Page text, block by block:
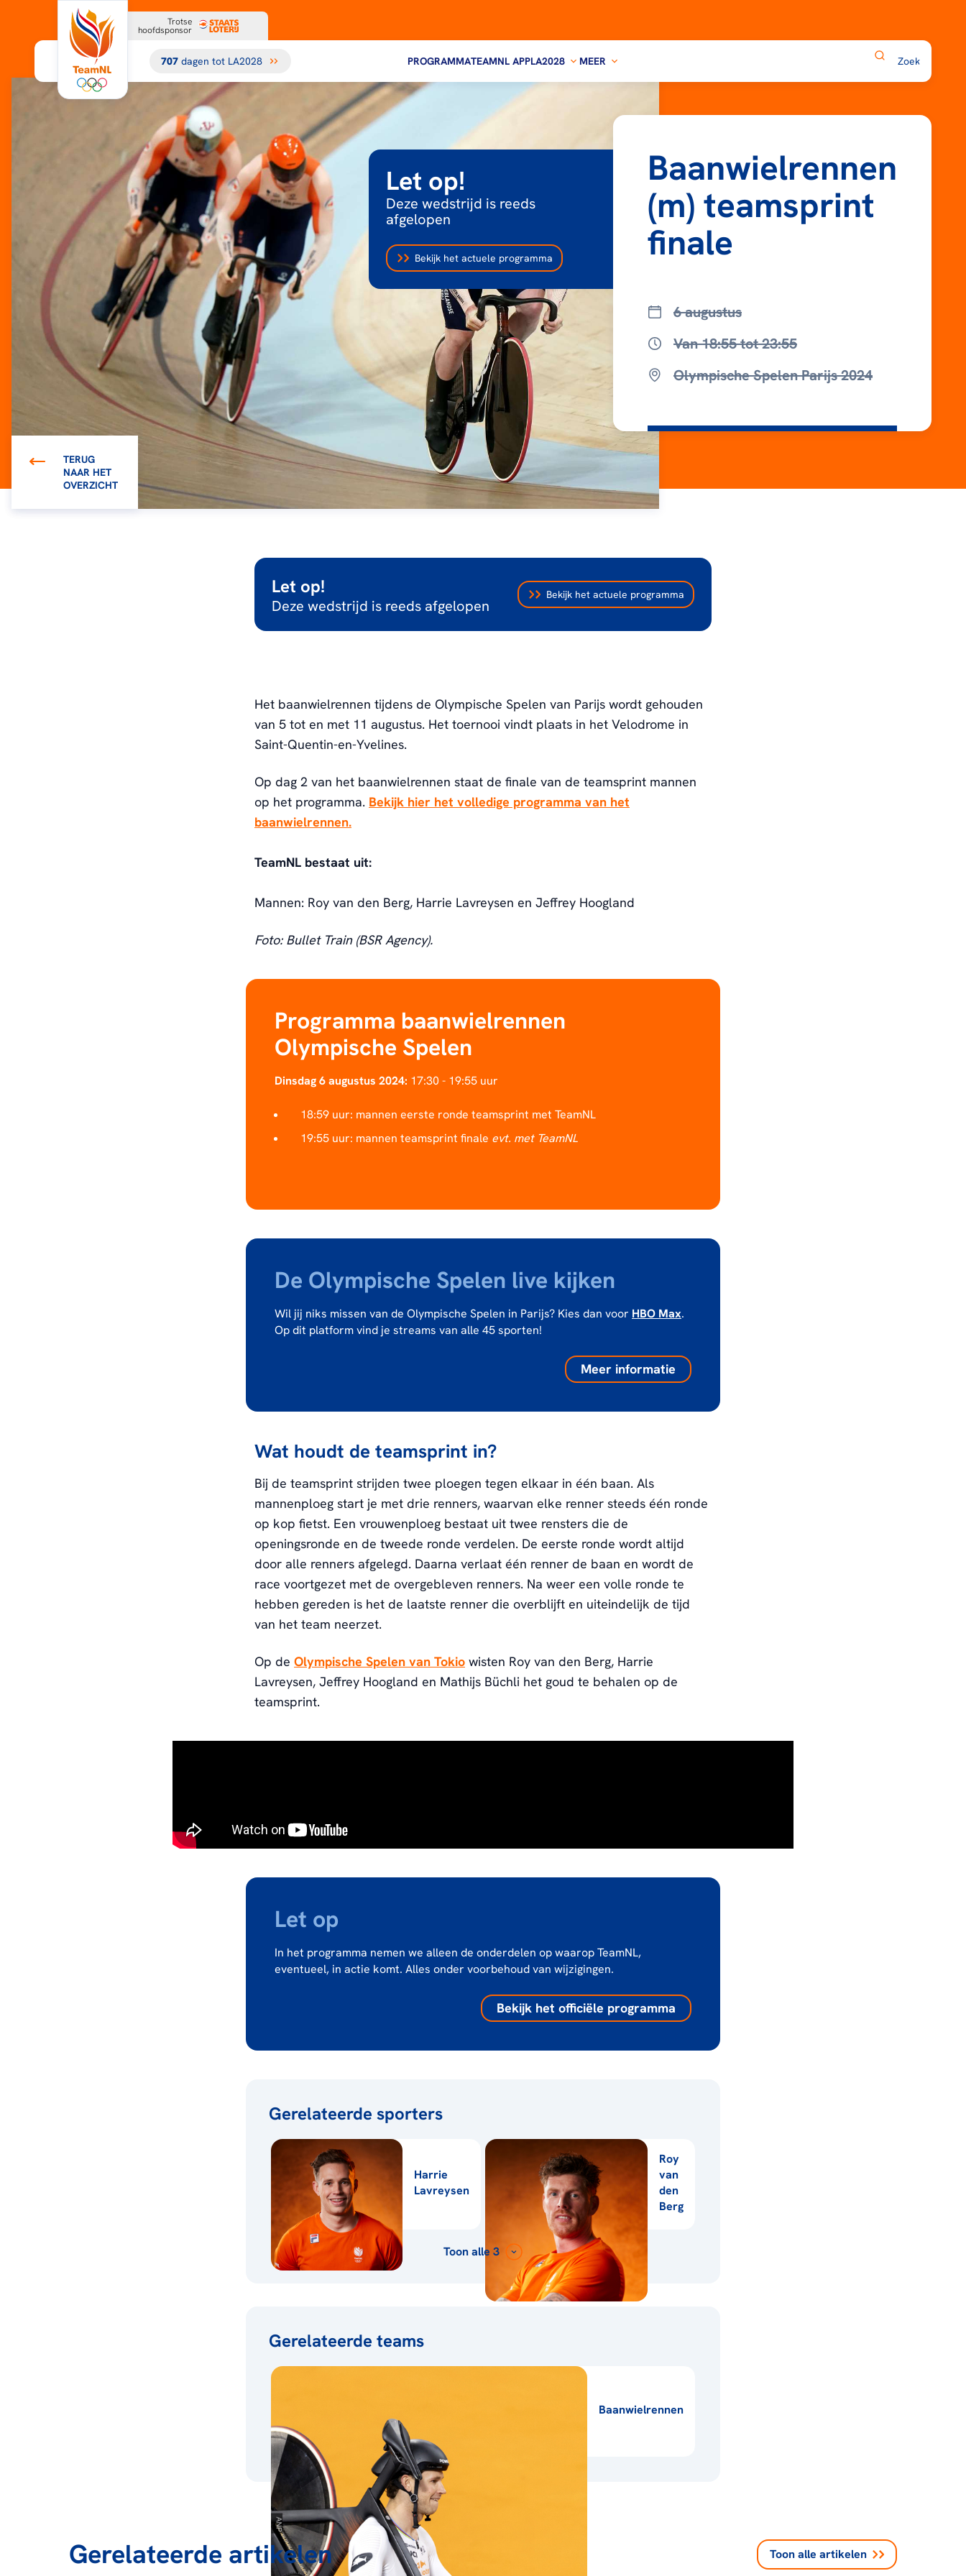
Trotse
hoofdsponsor
707 dagen tot LA2028 PROGRAMMATEAMNL APPLA2028 MEER
TERUG
NAAR HET
OVERZICHT
Let op!
Deze wedstrijd is reeds
afgelopen
Bekijk het actuele programma
Baanwielrennen
(m) teamsprint
finale
6 augustus
Van 18:55 tot 23:55
Olympische Spelen Parijs 2024
Let op!
Deze wedstrijd is reeds afgelopen
Bekijk het actuele programma
Het baanwielrennen tijdens de Olympische Spelen van Parijs wordt gehouden
van 5 tot en met 11 augustus. Het toernooi vindt plaats in het Velodrome in
Saint-Quentin-en-Yvelines.
Op dag 2 van het baanwielrennen staat de finale van de teamsprint mannen
op het programma. Bekijk hier het volledige programma van het
baanwielrennen.
TeamNL bestaat uit:
Mannen: Roy van den Berg, Harrie Lavreysen en Jeffrey Hoogland
Foto: Bullet Train (BSR Agency).
Programma baanwielrennen
Olympische Spelen
Dinsdag 6 augustus 2024: 17:30 - 19:55 uur
18:59 uur: mannen eerste ronde teamsprint met TeamNL
19:55 uur: mannen teamsprint finale evt. met TeamNL
De Olympische Spelen live kijken
Wil jij niks missen van de Olympische Spelen in Parijs? Kies dan voor HBO Max.
Op dit platform vind je streams van alle 45 sporten!
Meer informatie
Wat houdt de teamsprint in?
Bij de teamsprint strijden twee ploegen tegen elkaar in één baan. Als
mannenploeg start je met drie renners, waarvan elke renner steeds één ronde
op kop fietst. Een vrouwenploeg bestaat uit twee rensters die de
openingsronde en de tweede ronde verdelen. De eerste ronde wordt altijd
door alle renners afgelegd. Daarna verlaat één renner de baan en wordt de
race voortgezet met de overgebleven renners. Na weer een volle ronde te
hebben gereden is het de laatste renner die overblijft en uiteindelijk de tijd
van het team neerzet.
Op de Olympische Spelen van Tokio wisten Roy van den Berg, Harrie
Lavreysen, Jeffrey Hoogland en Mathijs Büchli het goud te behalen op de
teamsprint.
Let op
In het programma nemen we alleen de onderdelen op waarop TeamNL,
eventueel, in actie komt. Alles onder voorbehoud van wijzigingen.
Bekijk het officiële programma
Gerelateerde sporters
Harrie
Lavreysen
Roy
van
den
Berg
Toon alle 3
Gerelateerde teams
Baanwielrennen
Gerelateerde artikelen Toon alle artikelen